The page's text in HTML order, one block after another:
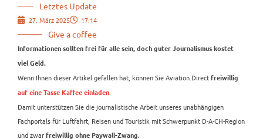
Letztes Update
27. März 2025 17:14
Give a coffee
Informationen sollten frei für alle sein, doch guter Journalismus kostet
viel Geld.
Wenn Ihnen dieser Artikel gefallen hat, können Sie Aviation.Direct freiwillig
auf eine Tasse Kaffee einladen
Damit unterstützen Sie die journalistische Arbeit unseres unabhängigen
Fachportals für Luftfahrt, Reisen und Touristik mit Schwerpunkt D-A-CH-Region
und zwar freiwillig ohne Paywall-Zwang.